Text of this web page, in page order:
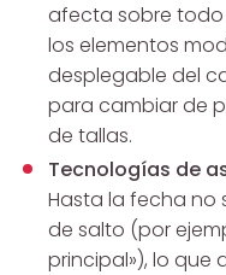
afecta sobre
los elementos
desplegable del
para cambiar de
de tallas.
Tecnologías de
Hasta la fecha no
de salto (por
principal»), lo que